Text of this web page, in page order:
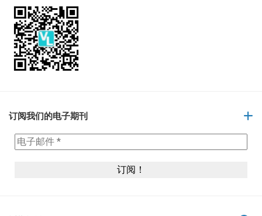
订阅我们的电子期刊